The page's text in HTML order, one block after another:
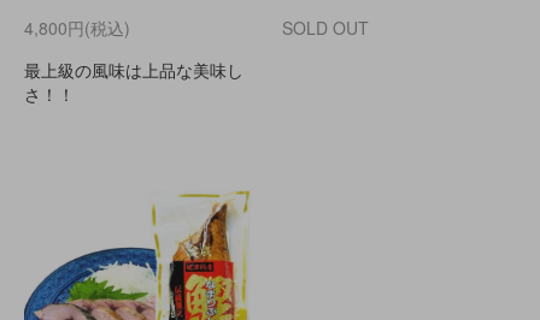
4,800円(税込)
最上級の風味は上品な美味し
さ！！
SOLD OUT